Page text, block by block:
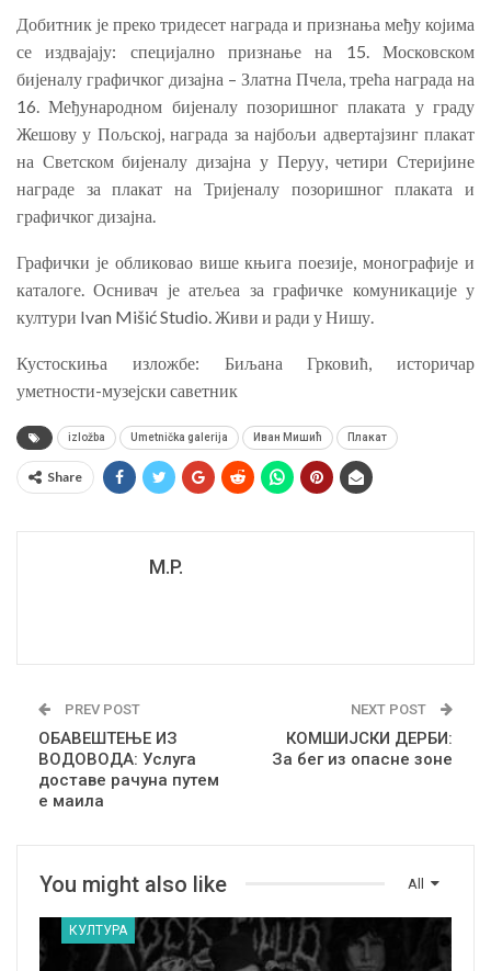
Добитник је преко тридесет награда и признања међу којима
се издвајају: специјално признање на 15. Московском
бијеналу графичког дизајна – Златна Пчела, трећа награда на
16. Међународном бијеналу позоришног плаката у граду
Жешову у Пољској, награда за најбољи адвертајзинг плакат
на Светском бијеналу дизајна у Перуу, четири Стеријине
награде за плакат на Тријеналу позоришног плаката и
графичког дизајна.
Графички је обликовао више књига поезије, монографије и
каталоге. Оснивач је атељеа за графичке комуникације у
култури Ivan Mišić Studio. Живи и ради у Нишу.
Кустоскиња изложбе: Биљана Грковић, историчар
уметности-музејски саветник
izložba Umetnička galerija Иван Мишић Плакат
Share
M.P.
PREV POST
ОБАВЕШТЕЊЕ ИЗ
ВОДОВОДА: Услуга
доставе рачуна путем
е маила
NEXT POST
КОМШИЈСКИ ДЕРБИ:
За бег из опасне зоне
All
You might also like
КУЛТУРА